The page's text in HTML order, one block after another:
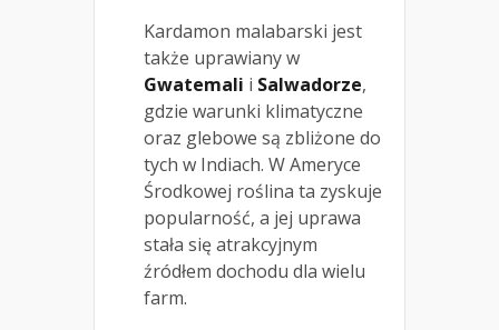
Kardamon malabarski jest
także uprawiany w
Gwatemali i Salwadorze,
gdzie warunki klimatyczne
oraz glebowe są zbliżone do
tych w Indiach. W Ameryce
Środkowej roślina ta zyskuje
popularność, a jej uprawa
stała się atrakcyjnym
źródłem dochodu dla wielu
farm.